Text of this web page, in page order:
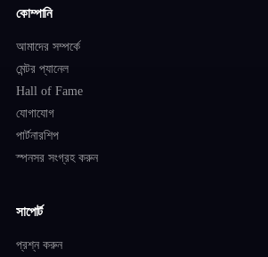
কোম্পানি
আমাদের সম্পর্কে
মেন্টর প্যানেল
Hall of Fame
যোগাযোগ
পার্টনারশিপ
স্পনসর সংগ্রহ করুন
সাপোর্ট
প্রশ্ন করুন